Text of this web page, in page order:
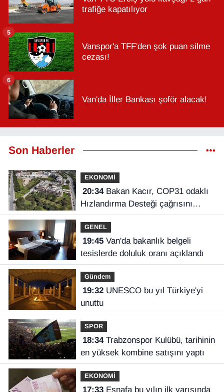
trafiğe kapatılıyor
Vanspor'a TFF'den şok puan silme
cezası!
5
Van'da İller Bankası şoför alacak!
6
Son Haberler
EKONOMİ
20:34Bakan Kacır, COP31 odaklı
Hızlandırma Desteği çağrısını
açıkladı
GENEL
19:45Van'da bakanlık belgeli
tesislerde doluluk oranı açıklandı
Gündem
19:32UNESCO bu yıl Türkiye'yi
unuttu
SPOR
18:34Trabzonspor Kulübü, tarihinin
en yüksek kombine satışını yaptı
EKONOMİ
17:33Esnafa bu yılın ilk yarısında